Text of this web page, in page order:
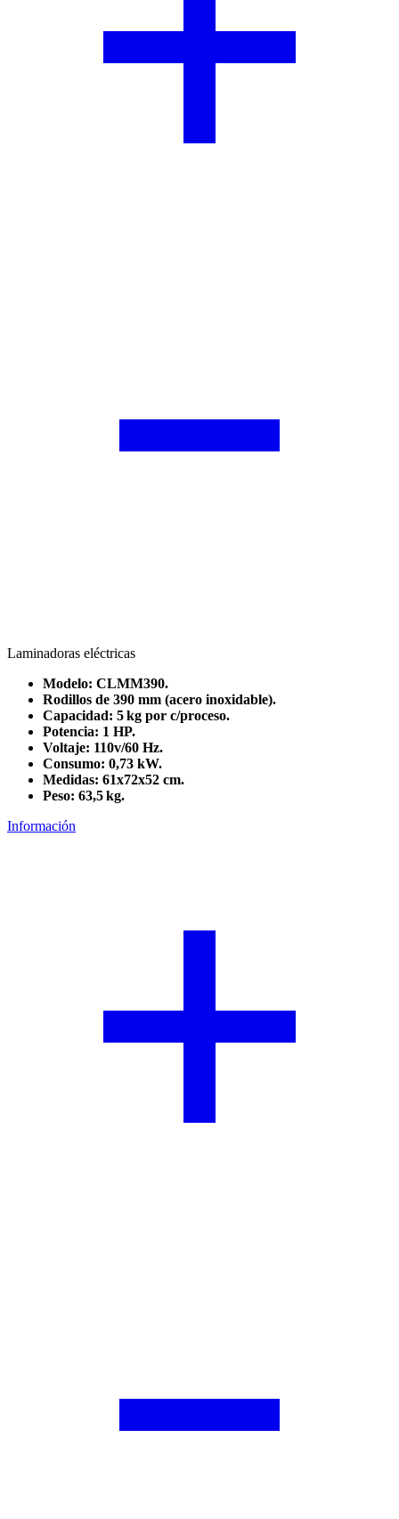
Laminadoras eléctricas
Modelo: CLMM390.
Rodillos de 390 mm (acero inoxidable).
Capacidad: 5 kg por c/proceso.
Potencia: 1 HP.
Voltaje: 110v/60 Hz.
Consumo: 0,73 kW.
Medidas: 61x72x52 cm.
Peso: 63,5 kg.
Información